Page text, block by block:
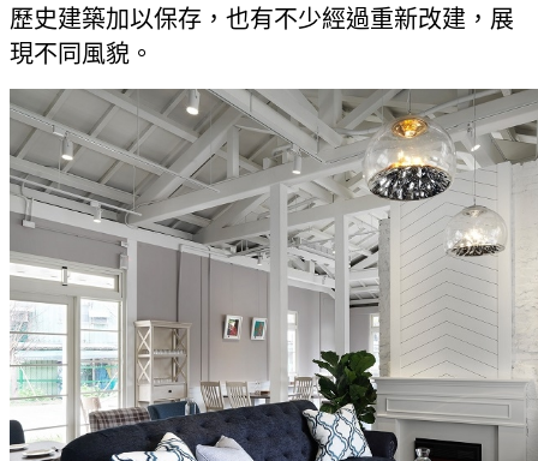
歷史建築加以保存，也有不少經過重新改建，展
現不同風貌。